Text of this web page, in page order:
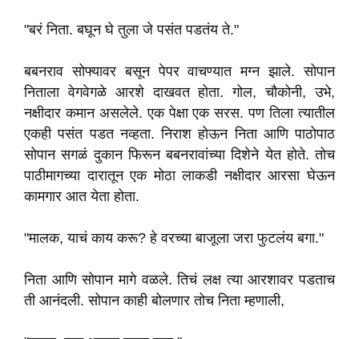
"बरं निता. बघून घे तुला जे पसंत पडतंय ते."
बबनराव सोफ्यावर बसून पेपर वाचण्यात मग्न झाले. सोपान
निताला वेगवेगळे आरशे दाखवत होता. गोल, चौकोनी, उभे,
नक्षीदार कमान असलेले. एक पेक्षा एक सरस. पण तिला त्यातील
एकही पसंत पडत नव्हता. निराश होऊन निता आणि पाठोपाठ
सोपान सगळं दुकान फिरून बबनरावांच्या दिशेने येत होते. तोच
पाठीमागच्या दारातून एक मोठा लाकडी नक्षीदार आरसा घेऊन
कामगार आत येता होता.
"मालक, याचं काय करू? हे वरच्या बाजूला जरा फुटलंय बगा."
निता आणि सोपान मागे वळले. तिचं लक्ष त्या आरशावर पडताच
ती आनंदली. सोपान काही बोलणार तोच निता म्हणाली,